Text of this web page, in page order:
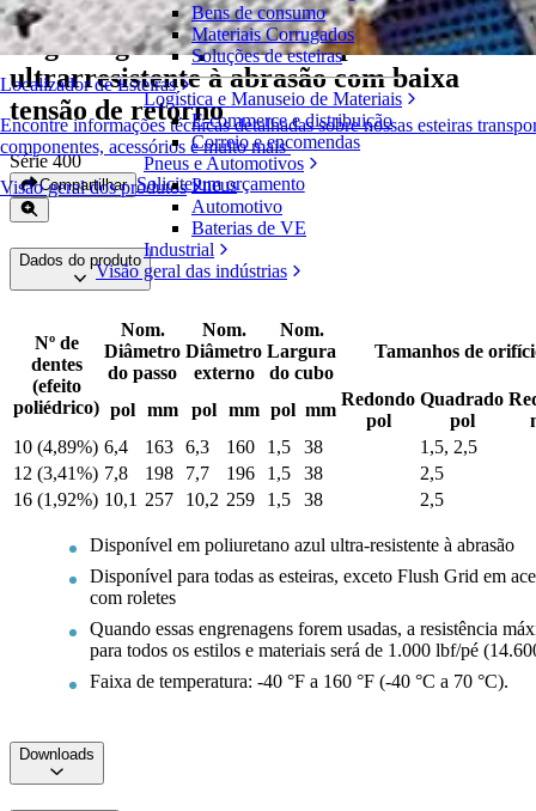
Localizador de Esteiras
Encontre informações técnicas detalhadas sobre nossas esteiras
componentes, acessórios e muito mais
Visão geral dos produtos
Bens de consumo
Materiais Corrugados
Soluções de esteiras
Logística e Manuseio de Materiais
E-commerce e distribuição
Correio e encomendas
Pneus e Automotivos
Pneus
Automotivo
Baterias de VE
Industrial
Visão geral das indústrias
Engrenagem bipartida em poliuretano
ultrarresistente à abrasão com baixa
tensão de retorno
Série 400
Compartilhar Solicite um orçamento
Dados do produto
Nº de
dentes
(efeito
poliédrico)
Nom.
Diâmetro
do passo
Nom.
Diâmetro
externo
Nom.
Largura
do cubo
Tamanhos de
pol mm pol mm pol mm
Redondo
pol
Quadrado
pol
10 (4,89%) 6,4 163 6,3 160 1,5 38
1,5, 2,5
12 (3,41%) 7,8 198 7,7 196 1,5 38
2,5
16 (1,92%) 10,1 257 10,2 259 1,5 38 2,5
Disponível em poliuretano azul ultra-resistente à abrasão
Disponível para todas as esteiras, exceto Flush Grid em
com roletes
Quando essas engrenagens forem usadas, a resistência
para todos os estilos e materiais será de 1.000 lbf/pé
Faixa de temperatura: -40 °F a 160 °F (-40 °C a 70 °C).
Downloads